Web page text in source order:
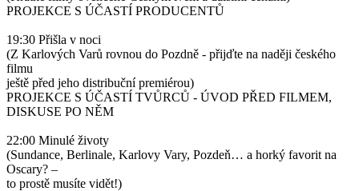
PROJEKCE S ÚČASTÍ PRODUCENTŮ
19:30 Přišla v noci
(Z Karlových Varů rovnou do Pozdně - přijďte na naději českého
filmu
ještě před jeho distribuční premiérou)
PROJEKCE S ÚČASTÍ TVŮRCŮ - ÚVOD PŘED FILMEM,
DISKUSE PO NĚM
22:00 Minulé životy
(Sundance, Berlinale, Karlovy Vary, Pozdeň… a horký favorit na
Oscary? –
to prostě musíte vidět!)